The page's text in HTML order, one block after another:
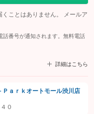
ことはありません。 メールア
番号が通知されます。無料電話
詳細はこちら
てから「許可する」ボタンを押
ａｒｋオートモール渋川店
０